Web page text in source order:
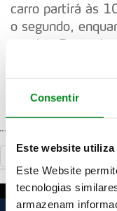
Consentir
Este website utiliza
Este Website
tecnologias
armazenam
carro partirá às
o segundo,
manhã. De
das 15h09, com
marcada para as
Voltar